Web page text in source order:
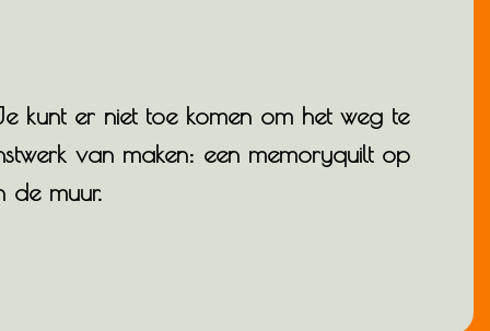
kunt er niet toe komen om het weg te
van maken: een memoryquilt op
de muur.